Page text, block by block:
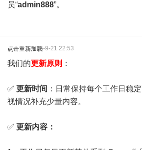
员“admin888”。
点击重新加载2025-9-21 22:53
我们的更新原则 ：
✅ 更新时间 ：日常保持每个工作日稳
视情况补充少量内容。
✅ 更新内容：